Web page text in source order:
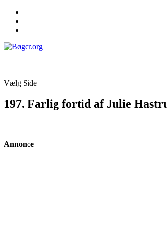
Vælg Side
197. Farlig fortid af Julie
Annonce